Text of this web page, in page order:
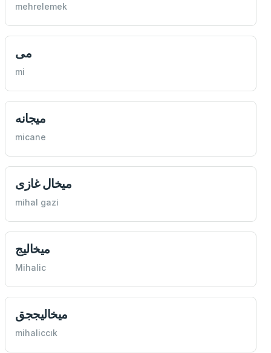
mehrelemek
می
mi
ميجانه
micane
ميخال غازی
mihal gazi
ميخاليج
Mihalic
ميخاليججق
mihaliccık